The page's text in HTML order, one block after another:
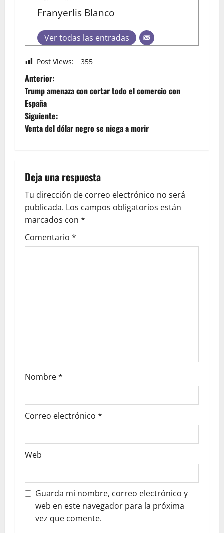
Franyerlis Blanco
Ver todas las entradas
Post Views: 355
Anterior:
Trump amenaza con cortar todo el comercio con
España
Siguiente:
Venta del dólar negro se niega a morir
Deja una respuesta
Tu dirección de correo electrónico no será
publicada. Los campos obligatorios están
marcados con *
Comentario *
Nombre*
Correo electrónico *
Web
Guarda mi nombre, correo electrónico y
web en este navegador para la próxima
vez que comente.